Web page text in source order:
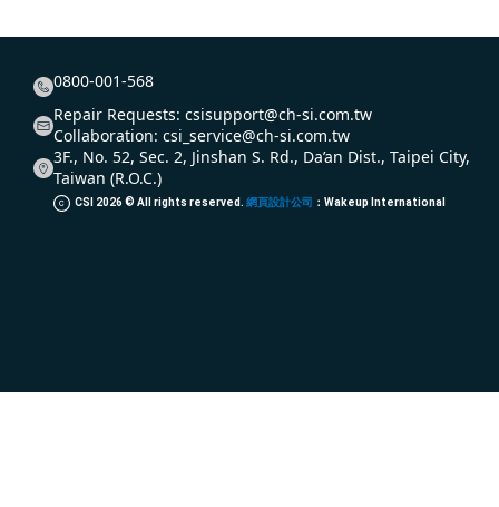
0800-001-568
Repair Requests: csisupport@ch-si.com.tw
Collaboration: csi_service@ch-si.com.tw
3F., No. 52, Sec. 2, Jinshan S. Rd., Da’an Dist., Taipei City,
Taiwan (R.O.C.)
CSI 2026 © All rights reserved. 網頁設計公司 ：Wakeup International